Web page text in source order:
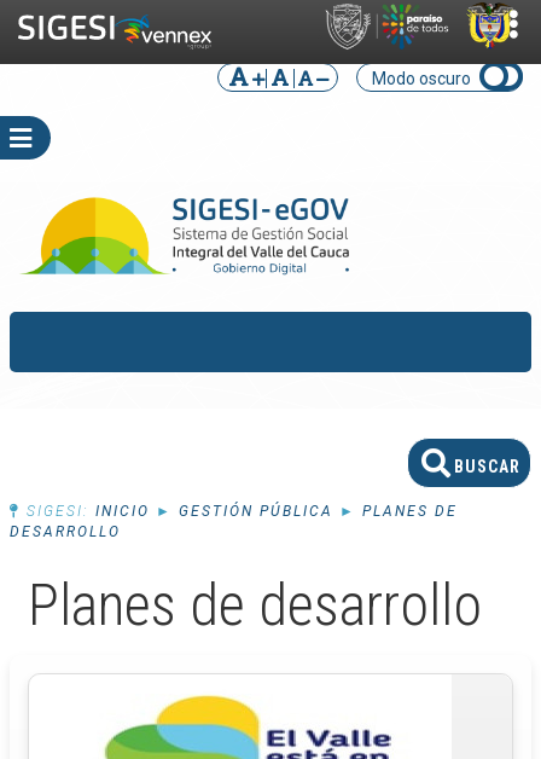
Modo oscuro
SIGESI: INICIO ► GESTIÓN PÚBLICA ► PLANES DE
DESARROLLO
Planes de desarrollo